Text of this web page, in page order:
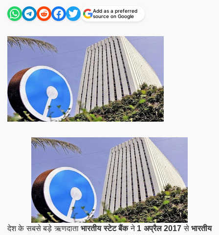
Add as a preferred
source on Google
देश के सबसे बड़े ऋणदाताभारतीय स्टेट बैंकने 1 अप्रैल 2017 सेभारतीय